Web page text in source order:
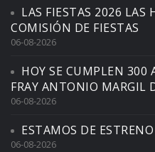
LAS FIESTAS 2026 LAS
COMISIÓN DE FIESTAS
06-08-2026
HOY SE CUMPLEN 300
FRAY ANTONIO MARGIL
06-08-2026
ESTAMOS DE ESTRENO
06-08-2026